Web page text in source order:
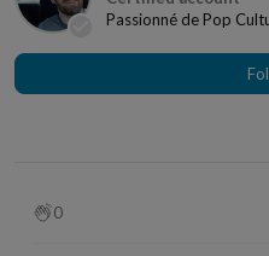
Passionné de Pop
0